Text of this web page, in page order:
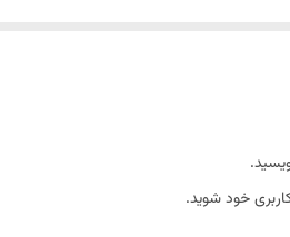
متن و تصویر کارت را خودتان
خود شوید.